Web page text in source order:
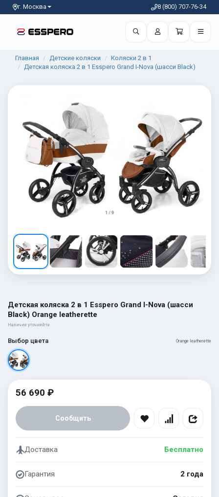
г. Москва 8 (800) 707-76-34
Главная Детские коляски
Коляски 2 в 1
Детская коляска 2 в 1 Esspero Grand I-Nova (шасси Black)
1 / 9
Детская коляска 2 в 1 Esspero Grand I-Nova (шасси
Black) Orange leatherette
Наличие уточняйте
Выбор цвета Orange leatherette
56 690 ₽
Сообщить
Доставка Бесплатно
Гарантия 2 года